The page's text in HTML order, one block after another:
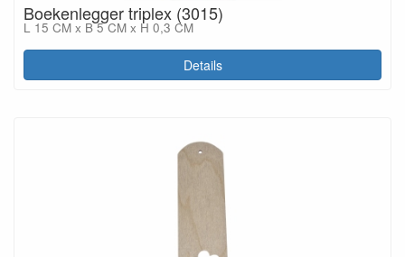
Boekenlegger triplex (3015)
L 15 CM x B 5 CM x H 0,3 CM
Details